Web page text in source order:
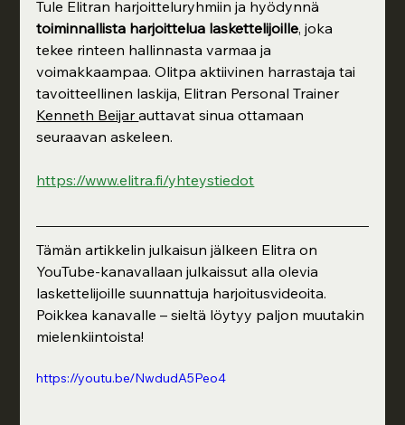
Tule Elitran harjoitteluryhmiin ja hyödynnä
toiminnallista harjoittelua laskettelijoille, joka
tekee rinteen hallinnasta varmaa ja
voimakkaampaa. Olitpa aktiivinen harrastaja tai
tavoitteellinen laskija, Elitran Personal Trainer
Kenneth Beijar auttavat sinua ottamaan
seuraavan askeleen.
https://www.elitra.fi/yhteystiedot
Tämän artikkelin julkaisun jälkeen Elitra on
YouTube-kanavallaan julkaissut alla olevia
laskettelijoille suunnattuja harjoitusvideoita.
Poikkea kanavalle – sieltä löytyy paljon muutakin
mielenkiintoista!
https://youtu.be/NwdudA5Peo4